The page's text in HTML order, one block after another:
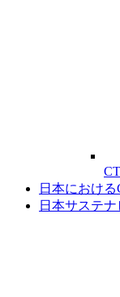
日本における
日本サステ